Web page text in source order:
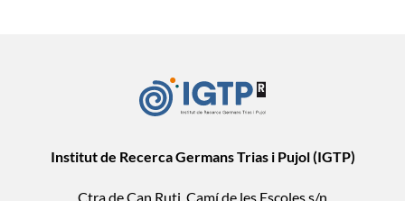
Institut de Recerca Germans Trias i Pujol (IGTP)
Ctra de Can Ruti, Camí de les Escoles s/n